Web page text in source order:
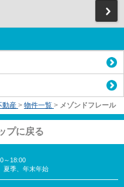
動産 > 物件一覧 > メゾンドフレール
プに戻る
～18:00
夏季、年末年始